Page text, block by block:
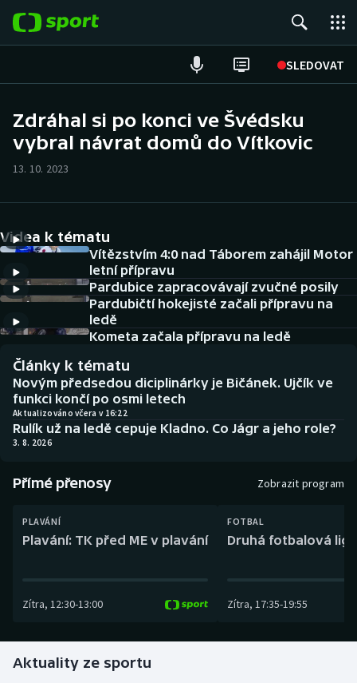
SLEDOVAT
Hokej
Cyklistika
DALŠÍ SPORTY
Americký fotbal
Baseball a softbal
Basketbal
Biatlon
Boby a skeleton
Box
Dostihy
Florbal
NEPŘEHLÉDNĚTE
Soutěže
Historické návraty
Aplikace ČT sport
AZ kvíz
Zdráhal si po konci ve Švédsku
vybral návrat domů do Vítkovic
13. 10. 2023
Videa k tématu
Vítězstvím 4:0 nad Táborem zahájil Motor
letní přípravu
Pardubice zapracovávají zvučné posily
Pardubičtí hokejisté začali přípravu na
ledě
Kometa začala přípravu na ledě
Články k tématu
Novým předsedou diciplinárky je Bičánek. Ujčík ve
funkci končí po osmi letech
Aktualizováno včera v 16:22
Rulík už na ledě cepuje Kladno. Co Jágr a jeho role?
3. 8. 2026
Přímé přenosy Zobrazit program
PLAVÁNÍ
Plavání: TK před ME v plavání
Zítra, 12:30-13:00
FOTBAL
Druhá fotbalová
Zítra, 17:35-19:55
Aktuality ze sportu